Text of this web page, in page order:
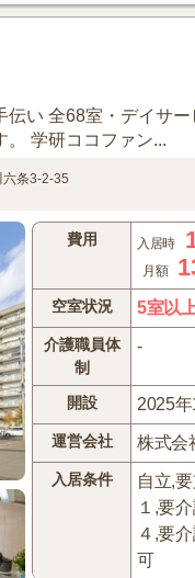
い 全68室・デイサ
。 学研ココファン...
六条3-2-35
費用 入居時
月額
空室状況 5室以
介護職員体
制
-
開設 2025年
運営会社 株式会
入居条件
自立,
１,要
４,要
可